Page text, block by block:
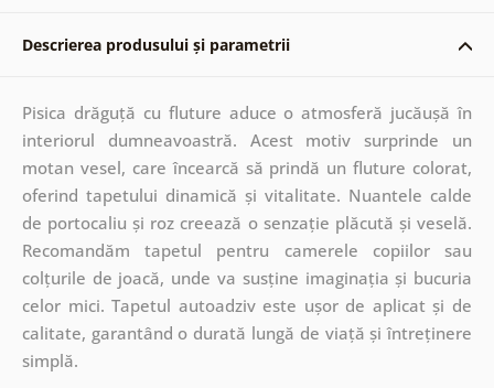
Descrierea produsului și parametrii
Pisica drăguță cu fluture aduce o atmosferă jucăușă în
interiorul dumneavoastră. Acest motiv surprinde un
motan vesel, care încearcă să prindă un fluture colorat,
oferind tapetului dinamică și vitalitate. Nuantele calde
de portocaliu și roz creează o senzație plăcută și veselă.
Recomandăm tapetul pentru camerele copiilor sau
colțurile de joacă, unde va susține imaginația și bucuria
celor mici. Tapetul autoadziv este ușor de aplicat și de
calitate, garantând o durată lungă de viață și întreținere
simplă.